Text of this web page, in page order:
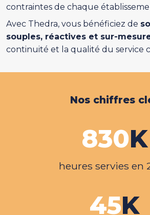
contraintes de chaque
Avec Thedra, vous bénéficiez de
souples, réactives et sur-
continuité et la qualité du service
Nos chiffres
830K
heures servies en
45K